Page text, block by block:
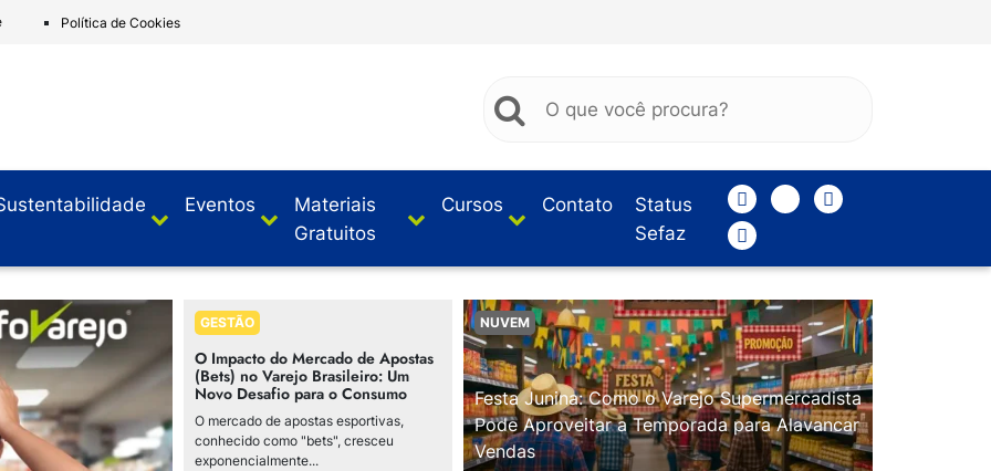
Política de Cookies
Eventos
Materiais
Gratuitos
Cursos Contato
Status
Sefaz
GESTÃO
O Impacto do Mercado de Apostas
(Bets) no Varejo Brasileiro: Um
Novo Desafio para o Consumo
O mercado de apostas esportivas,
conhecido como "bets", cresceu
exponencialmente...
NUVEM
Festa Junina: Como o Varejo Supermercadista
Pode Aproveitar a Temporada para Alavancar
Vendas